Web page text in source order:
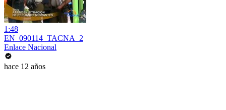
1:48
EN_090114_TACNA_2
Enlace Nacional
hace 12 años